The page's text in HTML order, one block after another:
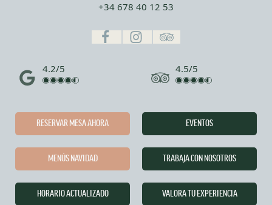
+34 678 40 12 53
4.2/5 4.5/5
RESERVAR MESA AHORA
MENÚS NAVIDAD
HORARIO ACTUALIZADO
EVENTOS
TRABAJA CON NOSOTROS
VALORA TU EXPERIENCIA